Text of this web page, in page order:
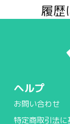
履歴
ヘルプ
お問い合わせ
特定商取引法